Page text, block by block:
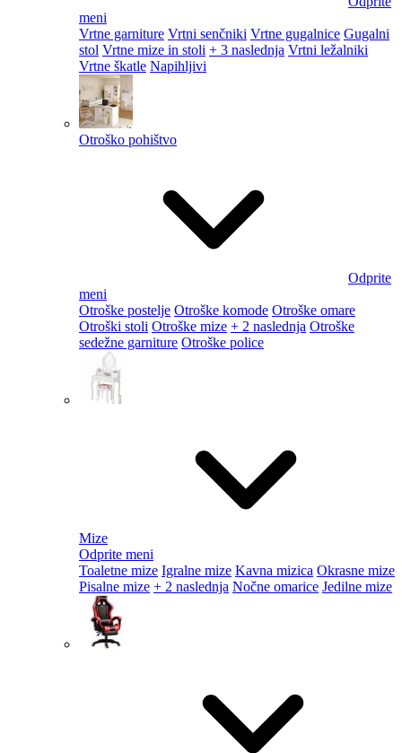
meni
Vrtne garniture Vrtni senčniki Vrtne gugalnice Gugalni
stol Vrtne mize in stoli + 3 naslednja Vrtni ležalniki
Vrtne škatle Napihljivi
Otroško pohištvo
Odprite
meni
Otroške postelje Otroške komode Otroške omare
Otroški stoli Otroške mize + 2 naslednja Otroške
sedežne garniture Otroške police
Mize
Odprite meni
Toaletne mize Igralne mize Kavna mizica Okrasne mize
Pisalne mize + 2 naslednja Nočne omarice Jedilne mize